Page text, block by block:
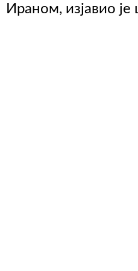
Ираном, изјавио